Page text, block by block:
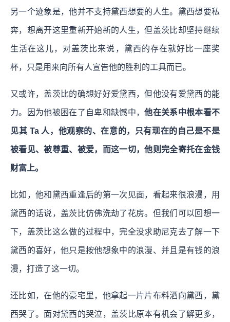
另一个迹象是，他并不支持黛西想要的人生。黛西想要私
奔，想离开这里重新开始新的人生，但盖茨比却坚持继续
生活在这儿，对盖茨比来说，黛西的存在就好比一座奖
杯，只是用来向所有人宣告他的胜利的工具而已。
又或许，盖茨比的确想好好爱黛西，但他没有爱黛西的能
力。因为他被困在了自卑和缺憾中，他在关系中根本看不
见其 Ta 人，他观察的、在意的，只有现在的自己是不是
被看见、被尊重、被爱，而这一切，他则完全寄托在金钱
财富上。
比如，他和黛西重逢后的第一次见面，看起来很浪漫，用
黛西的话说，盖茨比仿佛洗劫了花房。但我们可以回想一
下，盖茨比这么做的过程中，完全没求助尼克去了解一下
黛西的喜好，他只是按他想象中的浪漫、并且是有钱的浪
漫，打造了这一切。
还比如，在他的豪宅里，他拿起一片片布料洒向黛西，黛
西哭了。面对黛西的哭泣，盖茨比原本有机会了解更多，